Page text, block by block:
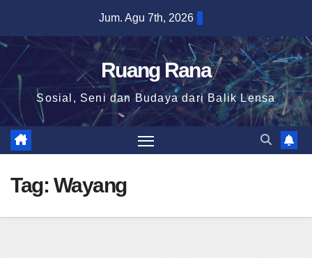
content
Jum. Agu 7th, 2026
Ruang Rana
Sosial, Seni dan Budaya dari Balik Lensa
Tag: Wayang